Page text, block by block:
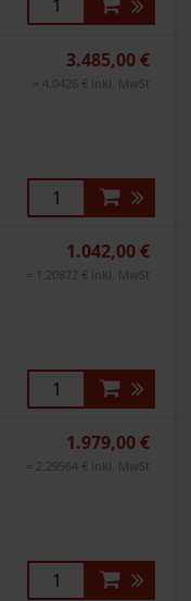
3.485,00 €
= 4.0426 € inkl. MwSt
1.042,00 €
= 1.20872 € inkl. MwSt
1.979,00 €
= 2.29564 € inkl. MwSt